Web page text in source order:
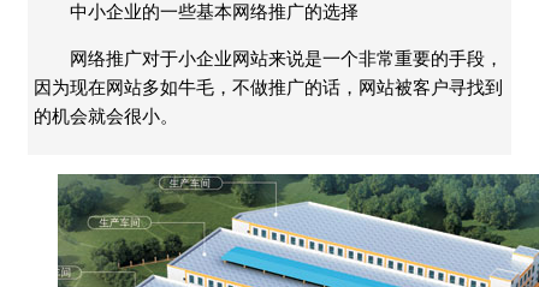
中小企业的一些基本网络推广的选择
网络推广对于小企业网站来说是一个非常重要的手段，
因为现在网站多如牛毛，不做推广的话，网站被客户寻找到
的机会就会很小。